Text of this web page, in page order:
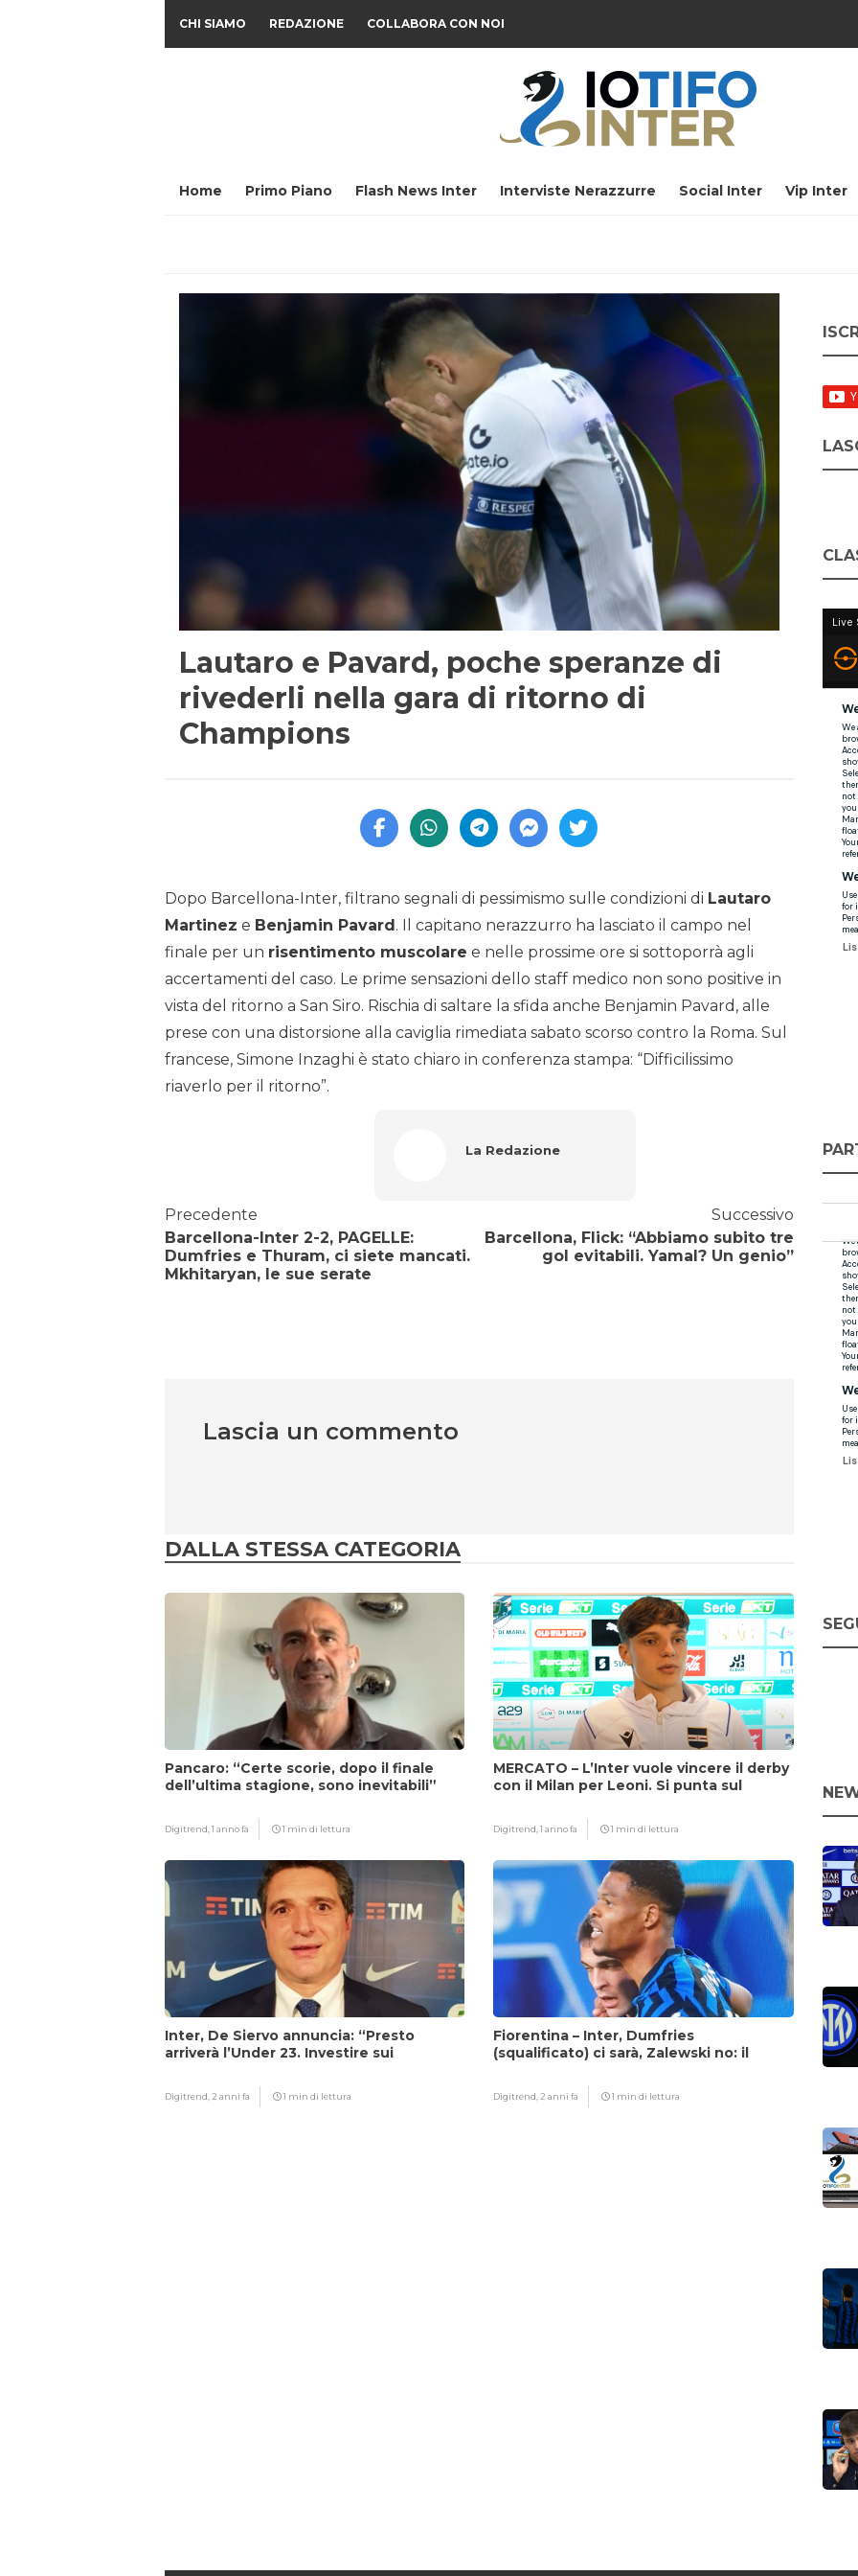
CHI SIAMO REDAZIONE COLLABORA CON NOI
Home Primo Piano Flash News Inter Interviste Nerazzurre Social Inter Vip Inter
Lautaro e Pavard, poche speranze di
rivederli nella gara di ritorno di
Champions
Dopo Barcellona-Inter, filtrano segnali di pessimismo sulle condizioni di Lautaro
Martinez e Benjamin Pavard . Il capitano nerazzurro ha lasciato il campo nel
finale per un risentimento muscolare e nelle prossime ore si sottoporrà agli
accertamenti del caso. Le prime sensazioni dello staff medico non sono positive in
vista del ritorno a San Siro. Rischia di saltare la sfida anche Benjamin Pavard, alle
prese con una distorsione alla caviglia rimediata sabato scorso contro la Roma. Sul
francese, Simone Inzaghi è stato chiaro in conferenza stampa: “Difficilissimo
riaverlo per il ritorno”.
La Redazione
Precedente
Barcellona-Inter 2-2, PAGELLE:
Dumfries e Thuram, ci siete mancati.
Mkhitaryan, le sue serate
Successivo
Barcellona, Flick: “Abbiamo subito tre
gol evitabili. Yamal? Un genio”
Lascia un commento
DALLA STESSA CATEGORIA
Pancaro: “Certe scorie, dopo il finale
dell’ultima stagione, sono inevitabili”
Digitrend,1 anno fa 1 min di lettura
MERCATO – L’Inter vuole vincere il derby
con il Milan per Leoni. Si punta sul
Digitrend,1 anno fa 1 min di lettura
Inter, De Siervo annuncia: “Presto
arriverà l’Under 23. Investire sui
Digitrend,2 anni fa 1 min di lettura
Fiorentina – Inter, Dumfries
(squalificato) ci sarà, Zalewski no: il
Digitrend,2 anni fa 1 min di lettura